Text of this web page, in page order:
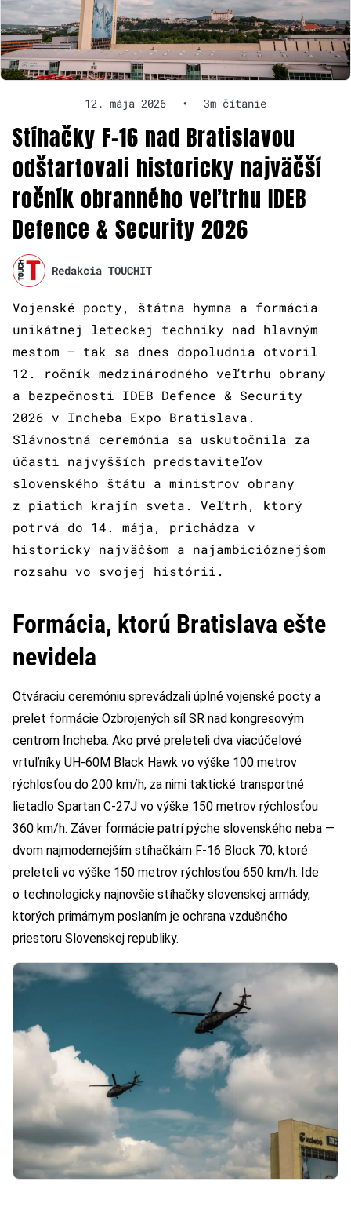
12. mája 2026 • 3m čítanie
Stíhačky F-16 nad Bratislavou
odštartovali historicky najväčší
ročník obranného veľtrhu IDEB
Defence & Security 2026
Redakcia TOUCHIT
Vojenské pocty, štátna hymna a formácia
unikátnej leteckej techniky nad hlavným
mestom — tak sa dnes dopoludnia otvoril
12. ročník medzinárodného veľtrhu obrany
a bezpečnosti IDEB Defence & Security
2026 v Incheba Expo Bratislava.
Slávnostná ceremónia sa uskutočnila za
účasti najvyšších predstaviteľov
slovenského štátu a ministrov obrany
z piatich krajín sveta. Veľtrh, ktorý
potrvá do 14. mája, prichádza v
historicky najväčšom a najambicióznejšom
rozsahu vo svojej histórii.
Formácia, ktorú Bratislava ešte
nevidela
Otváraciu ceremóniu sprevádzali úplné vojenské pocty a
prelet formácie Ozbrojených síl SR nad kongresovým
centrom Incheba. Ako prvé preleteli dva viacúčelové
vrtuľníky UH-60M Black Hawk vo výške 100 metrov
rýchlosťou do 200 km/h, za nimi taktické transportné
lietadlo Spartan C-27J vo výške 150 metrov rýchlosťou
360 km/h. Záver formácie patrí pýche slovenského neba —
dvom najmodernejším stíhačkám F-16 Block 70, ktoré
preleteli vo výške 150 metrov rýchlosťou 650 km/h. Ide
o technologicky najnovšie stíhačky slovenskej armády,
ktorých primárnym poslaním je ochrana vzdušného
priestoru Slovenskej republiky.